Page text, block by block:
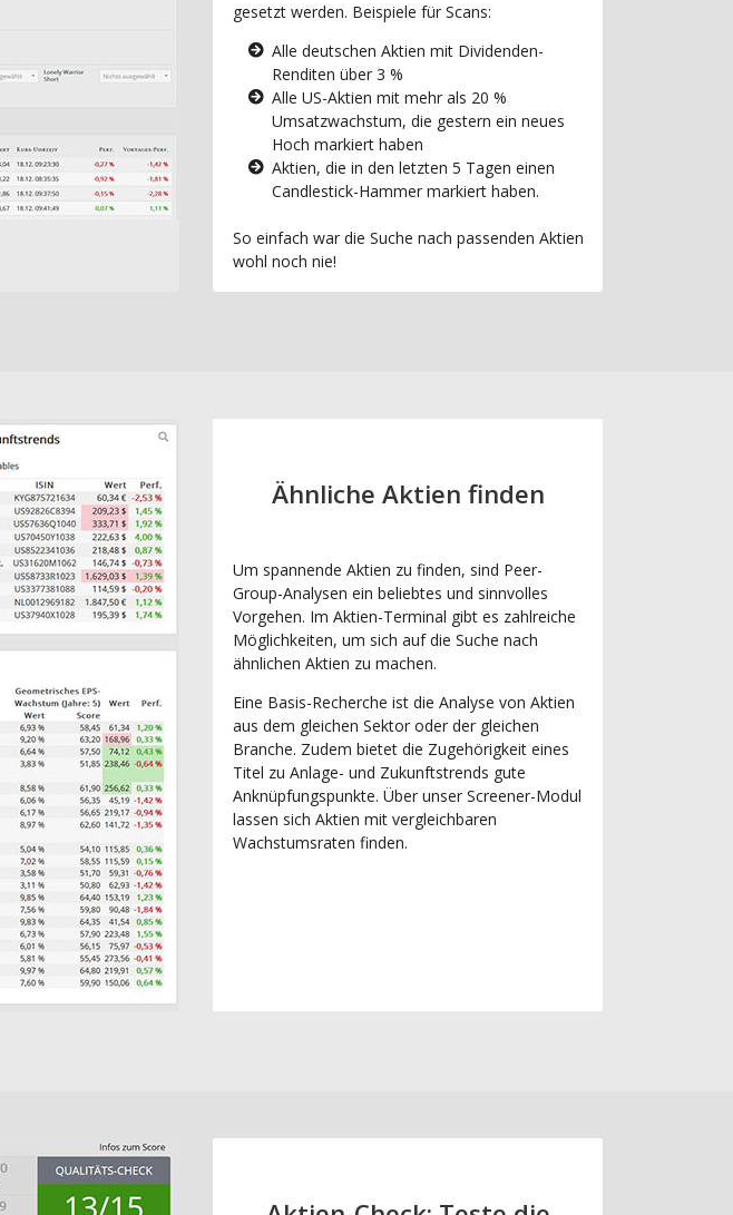
gesetzt werden. Beispiele für Scans:
Alle deutschen Aktien mit Dividenden-
Renditen über 3 %
Alle US-Aktien mit mehr als 20 %
Umsatzwachstum, die gestern ein neues
Hoch markiert haben
Aktien, die in den letzten 5 Tagen einen
Candlestick-Hammer markiert haben.
So einfach war die Suche nach passenden Aktien
wohl noch nie!
Ähnliche Aktien finden
Um spannende Aktien zu finden, sind Peer-
Group-Analysen ein beliebtes und sinnvolles
Vorgehen. Im Aktien-Terminal gibt es zahlreiche
Möglichkeiten, um sich auf die Suche nach
ähnlichen Aktien zu machen.
Eine Basis-Recherche ist die Analyse von Aktien
aus dem gleichen Sektor oder der gleichen
Branche. Zudem bietet die Zugehörigkeit eines
Titel zu Anlage- und Zukunftstrends gute
Anknüpfungspunkte. Über unser Screener-Modul
lassen sich Aktien mit vergleichbaren
Wachstumsraten finden.